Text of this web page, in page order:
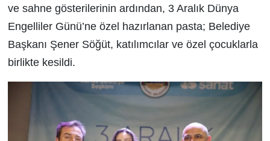
ve sahne gösterilerinin ardından, 3 Aralık Dünya
Engelliler Günü’ne özel hazırlanan pasta; Belediye
Başkanı Şener Söğüt, katılımcılar ve özel çocuklarla
birlikte kesildi.